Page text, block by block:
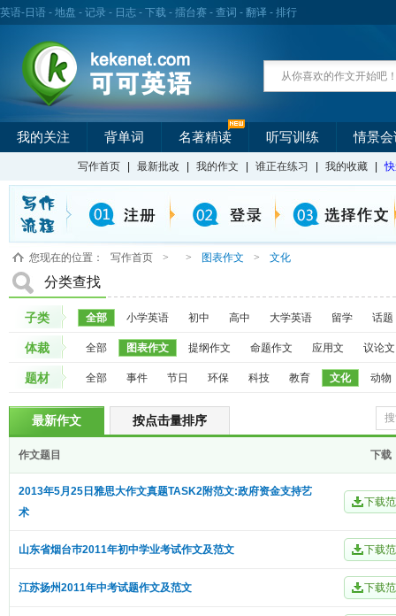
英语- 日语 - 地盘 - 记录 - 日志 - 下载 - 擂台赛 - 查词 - 翻译 - 排行
我的关注 背单词 名著精读 听写训练 情景会
写作首页 最新批改 我的作文 谁正在练习 我的收藏
您现在的位置： 写作首页 > > 图表作文 > 文化
分类查找
子类 全部 小学英语 初中 高中 大学英语 留学 话题
体裁 全部 图表作文 提纲作文 命题作文 应用文 议论文
题材 全部 事件 节日 环保 科技 教育 文化 动物
最新作文 按点击量排序
作文题目 下载
2013年5月25日雅思大作文真题TASK2附范文:政府资金支持艺
术
山东省烟台巿2011年初中学业考试作文及范文
江苏扬州2011年中考试题作文及范文